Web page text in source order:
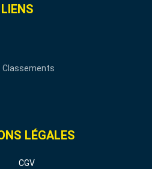
LIENS
Classements
LÉGALES
CGV